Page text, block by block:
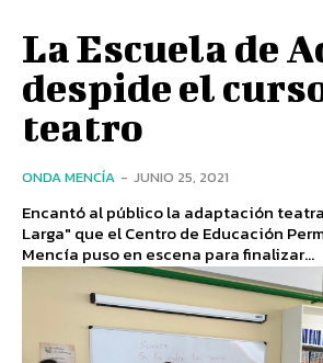
La Escuela de
despide el
teatro
ONDA MENCÍA - JUNIO 25, 2021
Encantó al público la adaptación
Larga" que el Centro de Educación
Mencía puso en escena para finalizar...